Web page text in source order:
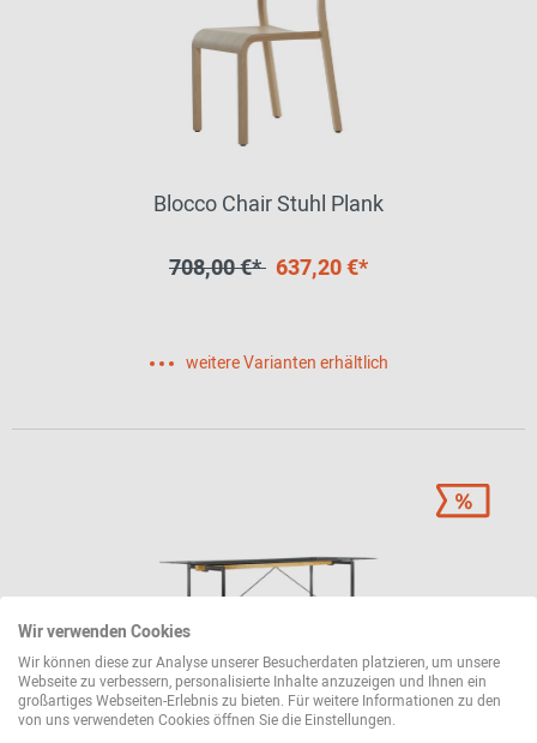
Blocco Chair Stuhl Plank
708,00 €* 637,20 €*
weitere Varianten erhältlich
Wir verwenden Cookies
Wir können diese zur Analyse unserer Besucherdaten platzieren, um unsere
Webseite zu verbessern, personalisierte Inhalte anzuzeigen und Ihnen ein
großartiges Webseiten-Erlebnis zu bieten. Für weitere Informationen zu den
von uns verwendeten Cookies öffnen Sie die Einstellungen.